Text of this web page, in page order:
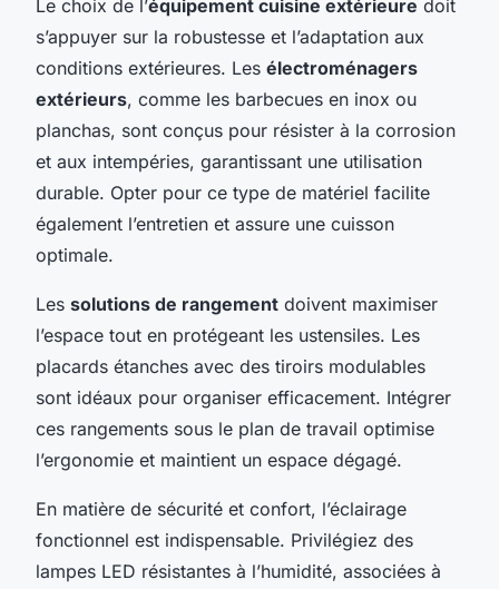
Le choix de l’équipement cuisine extérieure doit
s’appuyer sur la robustesse et l’adaptation aux
conditions extérieures. Les électroménagers
extérieurs, comme les barbecues en inox ou
planchas, sont conçus pour résister à la corrosion
et aux intempéries, garantissant une utilisation
durable. Opter pour ce type de matériel facilite
également l’entretien et assure une cuisson
optimale.
Les solutions de rangement doivent maximiser
l’espace tout en protégeant les ustensiles. Les
placards étanches avec des tiroirs modulables
sont idéaux pour organiser efficacement. Intégrer
ces rangements sous le plan de travail optimise
l’ergonomie et maintient un espace dégagé.
En matière de sécurité et confort, l’éclairage
fonctionnel est indispensable. Privilégiez des
lampes LED résistantes à l’humidité, associées à